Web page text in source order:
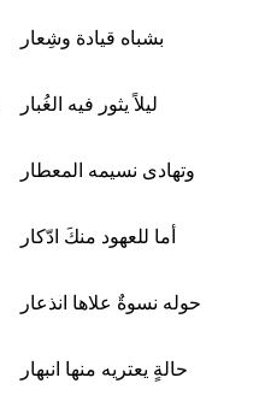
بشباه قيادة وشِعار
ليلاً يثور فيه الغُبار
وتهادى نسيمه المعطار
أما للعهود منكَ ادّكار
حوله نسوةٌ علاها انذعار
حالةٍ يعتريه منها انبهار